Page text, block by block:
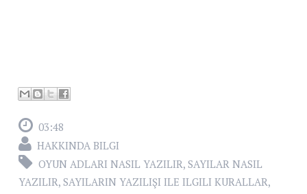
03:48
HAKKINDA BILGI
OYUN ADLARI NASIL YAZILIR, SAYILAR NASIL
YAZILIR, SAYILARIN YAZILIŞI ILE ILGILI KURALLAR,